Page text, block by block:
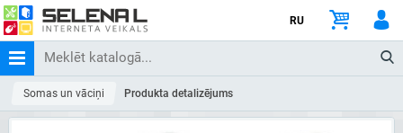
RU
Somas un vāciņi Produkta detalizējums